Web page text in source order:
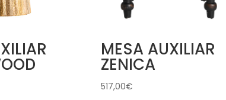
MESA AUXILIAR
ZENICA
517,00€